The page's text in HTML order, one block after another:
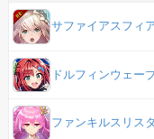
サファイアスフィ
ドルフィンウェー
ファンキルスリスタ